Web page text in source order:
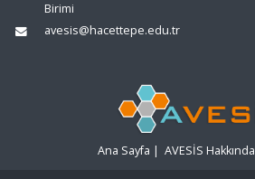
Birimi
avesis@hacettepe.edu.tr
Ana Sayfa | AVESİS Hakkında